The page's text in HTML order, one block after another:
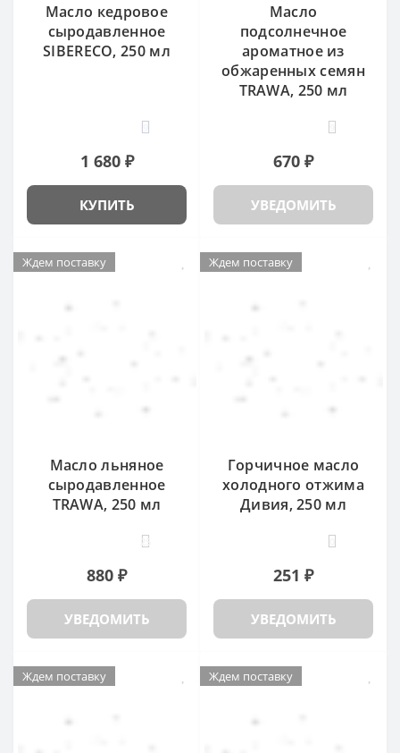
Масло кедровое
сыродавленное
SIBERECO, 250 мл
1 680 ₽
КУПИТЬ
Масло
подсолнечное
ароматное из
обжаренных семян
TRAWA, 250 мл
670 ₽
УВЕДОМИТЬ
Ждем поставку
Масло льняное
сыродавленное
TRAWA, 250 мл
25
880 ₽
УВЕДОМИТЬ
Ждем поставку
Горчичное масло
холодного отжима
Дивия, 250 мл
251 ₽
УВЕДОМИТЬ
Ждем поставку Ждем поставку